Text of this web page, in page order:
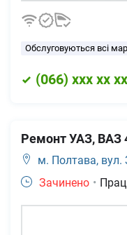
Обслуговуються всі
(066) xxx xx xx
Ремонт УАЗ, ВАЗ
м. Полтава, вул.
Зачинено •